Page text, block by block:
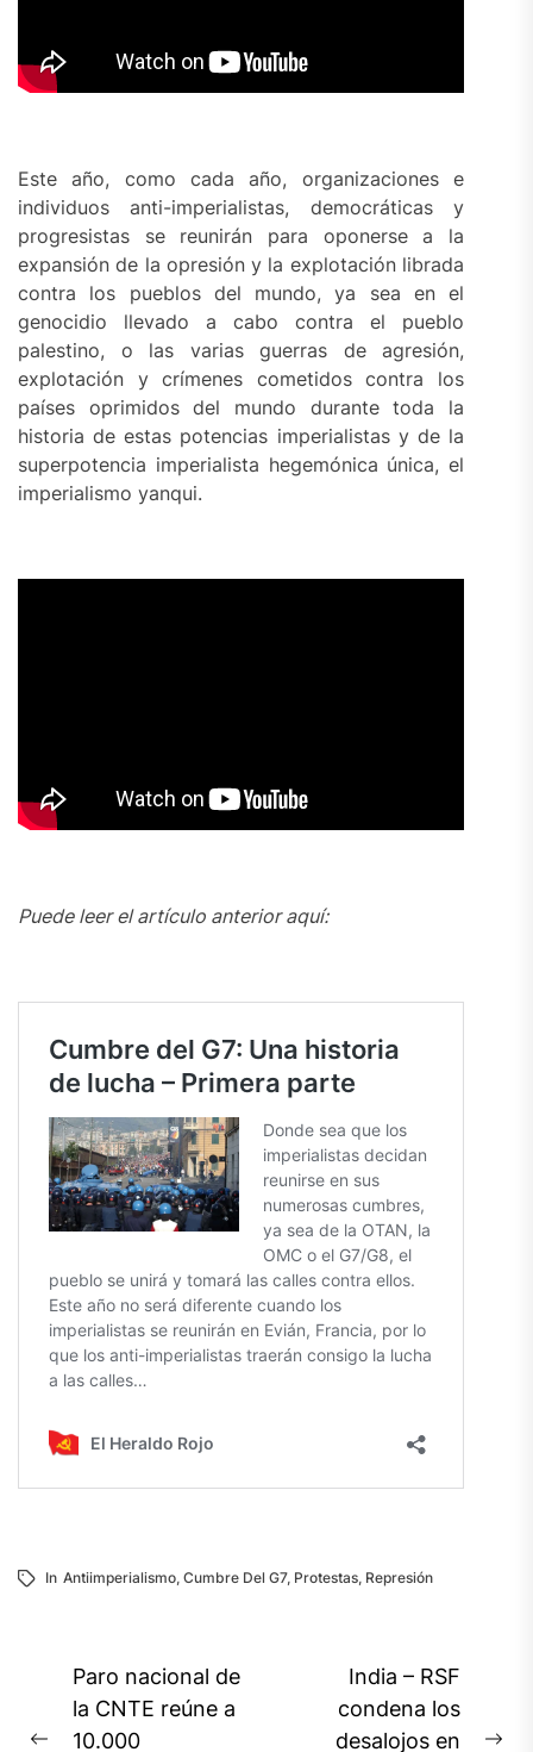
Este año, como cada año, organizaciones e
individuos anti-imperialistas, democráticas y
progresistas se reunirán para oponerse a la
expansión de la opresión y la explotación librada
contra los pueblos del mundo, ya sea en el
genocidio llevado a cabo contra el pueblo
palestino, o las varias guerras de agresión,
explotación y crímenes cometidos contra los
países oprimidos del mundo durante toda la
historia de estas potencias imperialistas y de la
superpotencia imperialista hegemónica única, el
imperialismo yanqui.
Puede leer el artículo anterior aquí:
In Antiimperialismo, Cumbre Del G7, Protestas, Represión
Navegación
Paro nacional de
la CNTE reúne a
10.000
India – RSF
condena los
desalojos en